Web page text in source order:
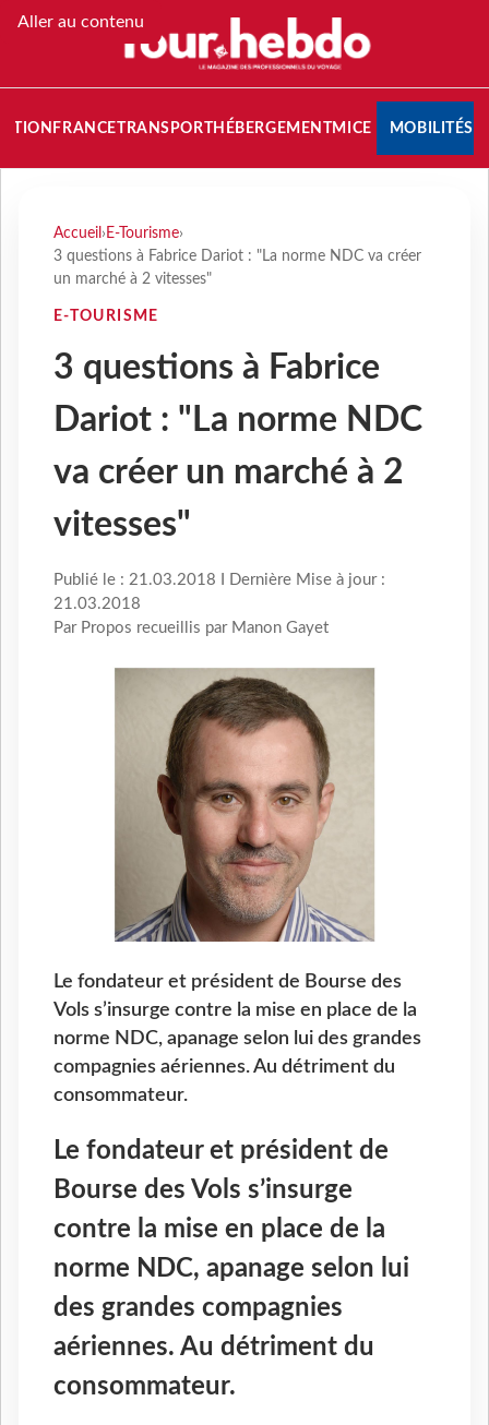
Aller au contenu
FRANCETRANSPORT HÉBERGEMENTMICE MOBILITÉS
Accueil › E-Tourisme›
3 questions à Fabrice Dariot : "La norme NDC va créer
un marché à 2 vitesses"
E-TOURISME
3 questions à Fabrice
Dariot : "La norme NDC
va créer un marché à 2
vitesses"
Publié le : 21.03.2018 I Dernière Mise à jour :
21.03.2018
Par Propos recueillis par Manon Gayet
Le fondateur et président de Bourse des
Vols s’insurge contre la mise en place de la
norme NDC, apanage selon lui des grandes
compagnies aériennes. Au détriment du
consommateur.
Le fondateur et président de
Bourse des Vols s’insurge
contre la mise en place de la
norme NDC, apanage selon lui
des grandes compagnies
aériennes. Au détriment du
consommateur.